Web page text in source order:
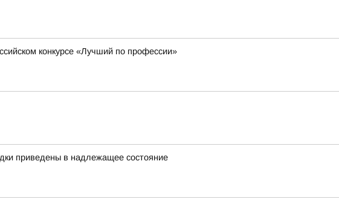
конкурсе «Лучший по профессии»
приведены в надлежащее состояние